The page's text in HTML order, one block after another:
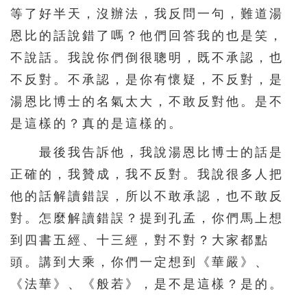
等了好半天，沒辦法，我反問一句，難道湯
恩比的話說錯了嗎？他們回答我的也是笑，
不說話。我說你們倒很聰明，既不承認，也
不反對。不承認，是你有懷疑，不反對，是
湯恩比博士的名氣太大，不敢反對他。是不
是這樣的？真的是這樣的。
最後我告訴他，我說湯恩比博士的話是
正確的，我贊成，我不反對。我說很多人把
他的話解讀錯誤，所以不敢承認，也不敢反
對。怎麼解讀錯誤？提到孔孟，你們馬上想
到四書五經、十三經，對不對？大家都點
頭。講到大乘，你們一定想到《華嚴》、
《法華》、《般若》，是不是這樣？是的。